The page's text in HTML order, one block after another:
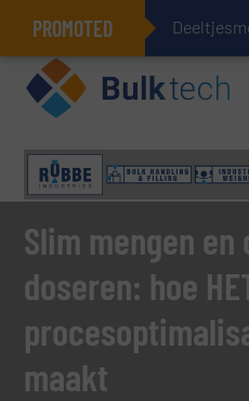
PROMOTED
Slim mengen
doseren: hoe
maakt